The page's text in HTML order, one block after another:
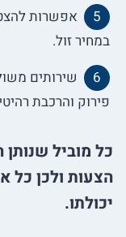
אפשרות
במחיר זול.
שירותים
פירוק והרכבת
כל מוביל
הצעות ולכן כל
יכולתו.